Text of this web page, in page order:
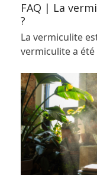
FAQ | La
?
La vermiculite
vermiculite a été